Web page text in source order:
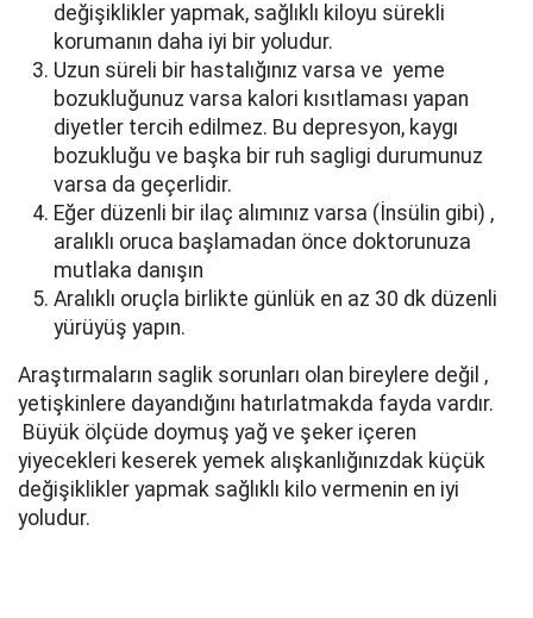
değişiklikler yapmak, sağlıklı kiloyu sürekli
korumanın daha iyi bir yoludur.
Uzun süreli bir hastalığınız varsa ve yeme
bozukluğunuz varsa kalori kısıtlaması yapan
diyetler tercih edilmez. Bu depresyon, kaygı
bozukluğu ve başka bir ruh sagligi durumunuz
varsa da geçerlidir.
Eğer düzenli bir ilaç alımınız varsa (İnsülin gibi) ,
aralıklı oruca başlamadan önce doktorunuza
mutlaka danışın
Aralıklı oruçla birlikte günlük en az 30 dk düzenli
yürüyüş yapın.
Araştırmaların saglik sorunları olan bireylere değil ,
yetişkinlere dayandığını hatırlatmakda fayda vardır.
Büyük ölçüde doymuş yağ ve şeker içeren
yiyecekleri keserek yemek alışkanlığınızdak küçük
değişiklikler yapmak sağlıklı kilo vermenin en iyi
yoludur.